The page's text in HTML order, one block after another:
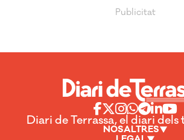
Diari de Terrassa, el diari dels
NOSALTRES